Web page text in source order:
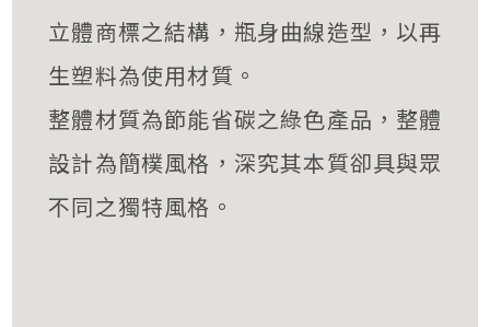
立體商標之結構，瓶身曲線造型，以再
生塑料為使用材質。
整體材質為節能省碳之綠色產品，整體
設計為簡樸風格，深究其本質卻具與眾
不同之獨特風格。